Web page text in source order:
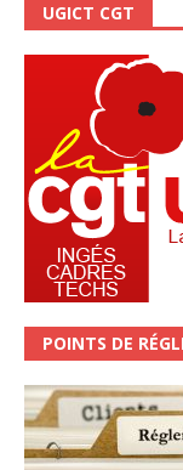
UGICT CGT
POINTS DE